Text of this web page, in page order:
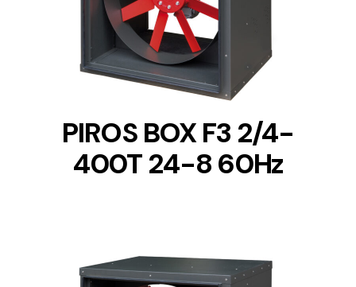
DETAILS
PIROS BOX F3 2/4-
400T 24-8 60Hz